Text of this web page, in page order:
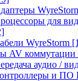
для
WyreStorm
AV коммутации
аудио /
и ПО